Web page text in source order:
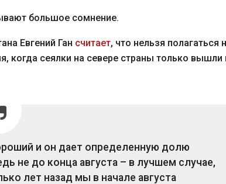
большое сомнение.
Евгений Ган считает, что нельзя полагаться
когда сеялки на севере страны только вышли
и он дает определенную долю
не до конца августа – в лучшем случае,
лет назад мы в начале августа